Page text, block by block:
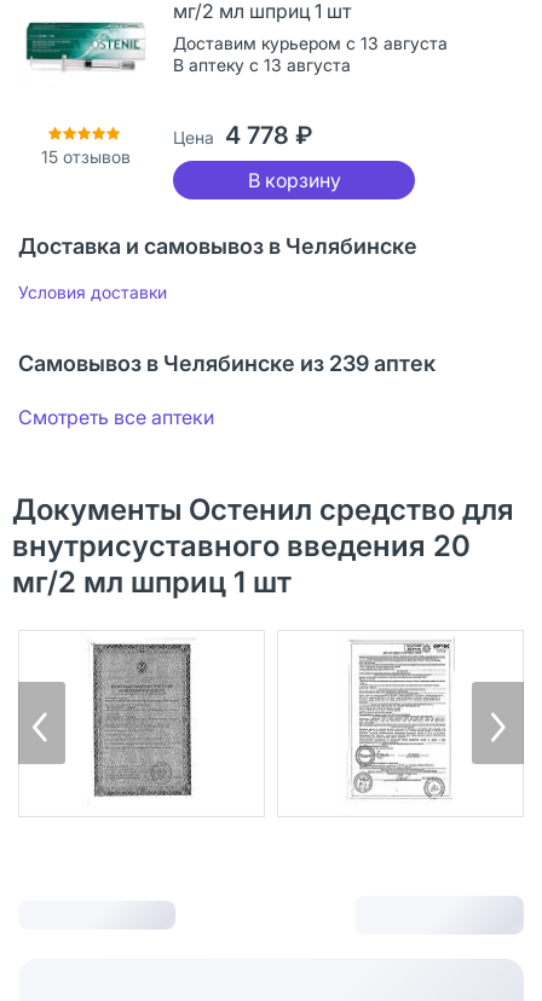
15 отзывов
мг/2 мл шприц 1 шт
Доставим курьером с 13 августа
В аптеку с 13 августа
Цена 4 778 ₽
В корзину
Доставка и самовывоз в Челябинске
Условия доставки
Самовывоз в Челябинске из 239 аптек
Смотреть все аптеки
Документы Остенил средство для
внутрисуставного введения 20
мг/2 мл шприц 1 шт